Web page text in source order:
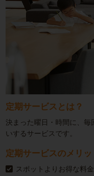
定期サービスとは？
決まった曜日・時間に、毎
いするサービスです。
定期サービスのメリッ
スポットよりお得な料金